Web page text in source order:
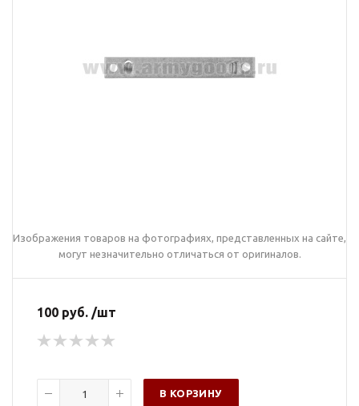
Изображения товаров на фотографиях, представленных на сайте,
могут незначительно отличаться от оригиналов.
100 руб. /шт
В КОРЗИНУ